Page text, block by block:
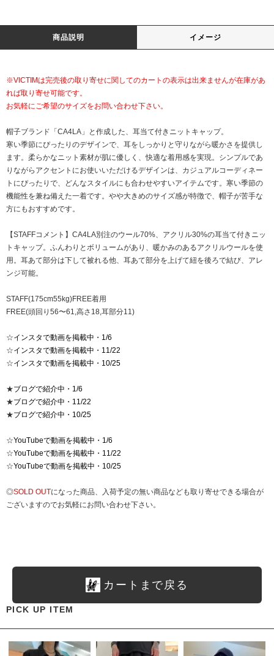
商品説明 イメージ
※VICTIMは完売後の取り寄せに関してのカートの表示は出来ませんが在庫があ
れば取り寄せ可能です。
お気軽にご希望のサイズをお問い合わせ下さい。
帽子ブランド「CA4LA」と作成した、耳当て付きニットキャップ。
寒い季節にぴったりのデザインで、耳をしっかりと守りながら暖かさを提供し
ます。柔らかなニット素材が肌に優しく、快適な着用感を実現。シンプルであ
りながらアクセントにお使いいただけるデザインは、カジュアルコーディネー
トにぴったりで、どんなスタイルにも合わせやすいアイテムです。寒い季節の
機能性を兼ね備えた一着です。やや大きめのサイズ感が特徴で、帽子が苦手な
方にもおすすめです。
【STAFFコメント】CA4LA別注のウール70%、アクリル30%の耳当て付きニッ
トキャップ。ふんわりとボリュームがあり、暖かみのあるアクリルウールを使
用。耳あて部分は下して被れる他、耳あて部分を上げて紐を後ろで結び、アレ
ンジ可能。
STAFF(175cm55kg)FREE着用
FREE(頭回り56〜61,高さ18,耳部分11)
☆インスタで動画を掲載中・1/6
☆インスタで動画を掲載中・11/22
☆インスタで動画を掲載中・10/25
★ブログで紹介中・1/6
★ブログで紹介中・11/22
★ブログで紹介中・10/25
☆YouTubeで動画を掲載中・1/6
☆YouTubeで動画を掲載中・11/22
☆YouTubeで動画を掲載中・10/25
◎SOLD OUTになった商品、入荷予定の無い商品なども取り寄せできる場合が
ございますのでお気軽にお問い合わせ下さい。
カートまで戻る
PICK UP ITEM